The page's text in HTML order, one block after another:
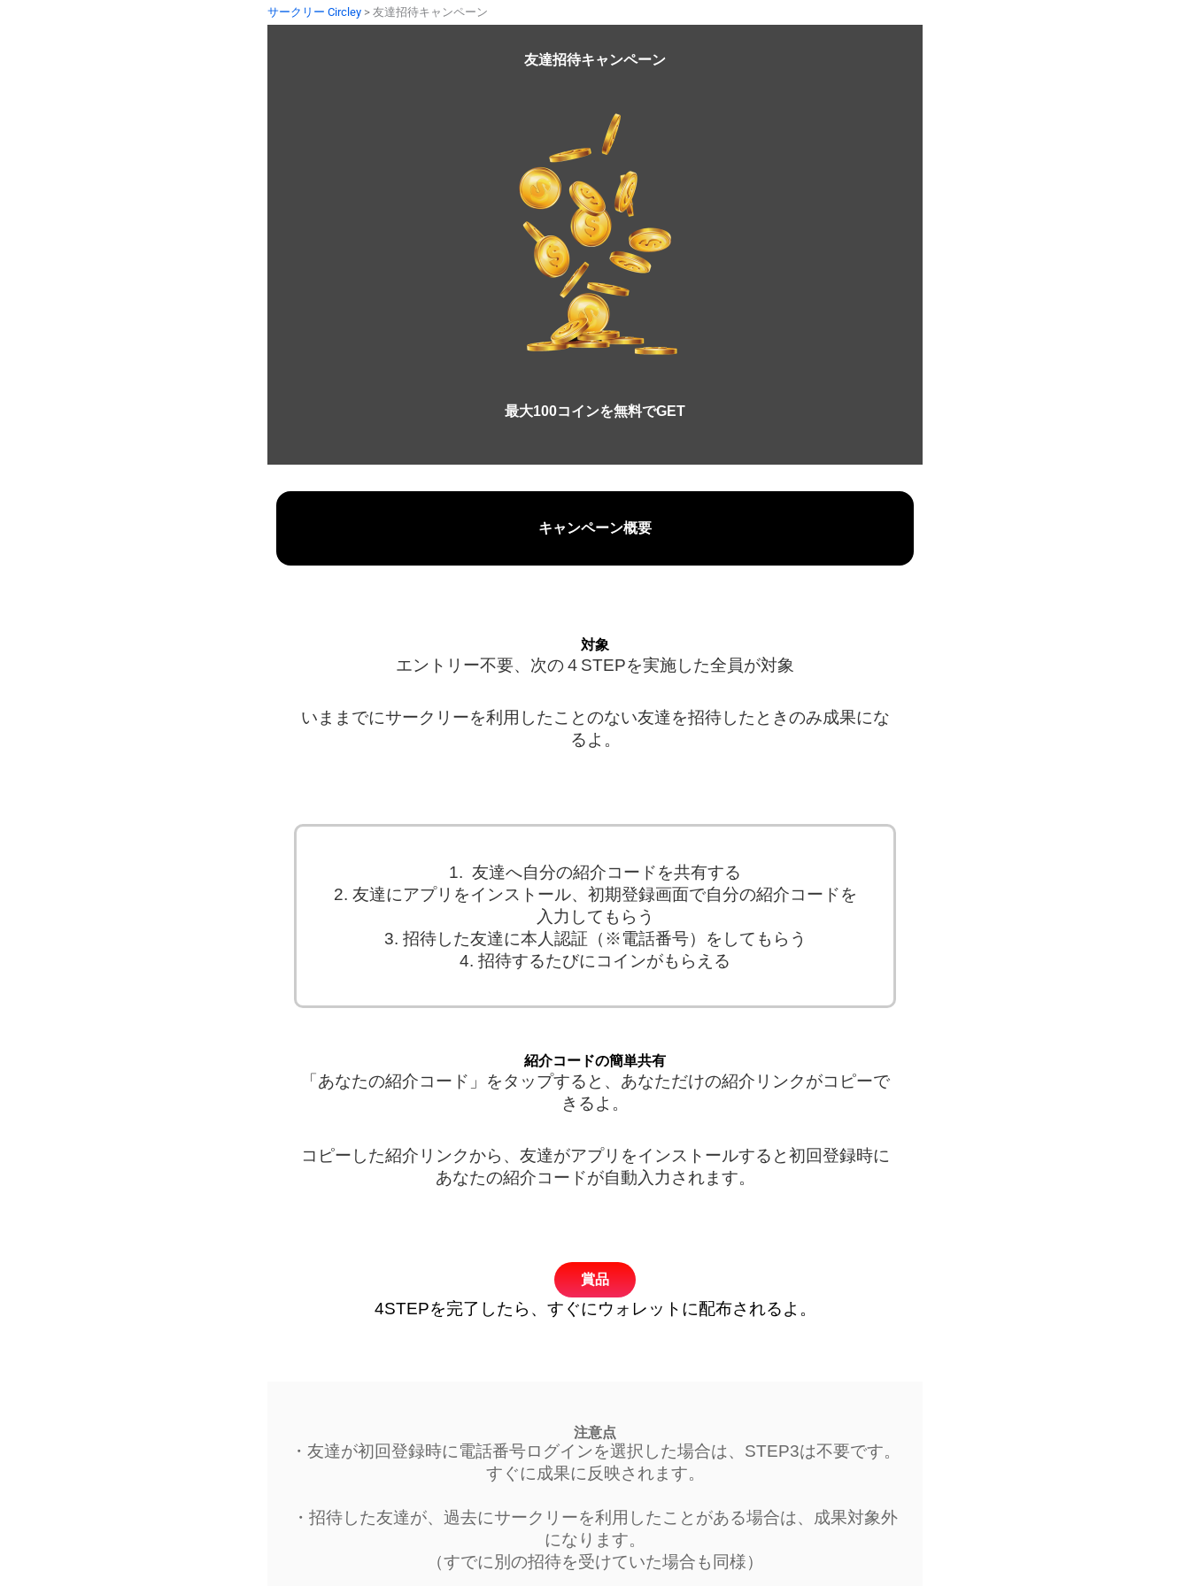
サークリー Circley > 友達招待キャンペーン
友達招待キャンペーン
最大100コインを無料でGET
キャンペーン概要
対象
エントリー不要、次の４STEPを実施した全員が対象
いままでにサークリーを利用したことのない友達を招待したときのみ成果にな
るよ。
1. 友達へ自分の紹介コードを共有する
2. 友達にアプリをインストール、初期登録画面で自分の紹介コードを
入力してもらう
3. 招待した友達に本人認証（※電話番号）をしてもらう
4. 招待するたびにコインがもらえる
紹介コードの簡単共有
「あなたの紹介コード」をタップすると、あなただけの紹介リンクがコピーで
きるよ。
コピーした紹介リンクから、友達がアプリをインストールすると初回登録時に
あなたの紹介コードが自動入力されます。
賞品
4STEPを完了したら、すぐにウォレットに配布されるよ。
注意点
・友達が初回登録時に電話番号ログインを選択した場合は、STEP3は不要です。
すぐに成果に反映されます。
・招待した友達が、過去にサークリーを利用したことがある場合は、成果対象外
になります。
（すでに別の招待を受けていた場合も同様）